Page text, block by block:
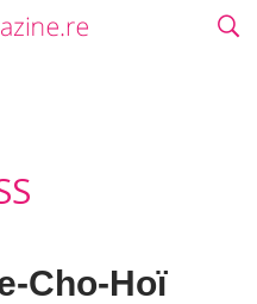
Cho-Hoï